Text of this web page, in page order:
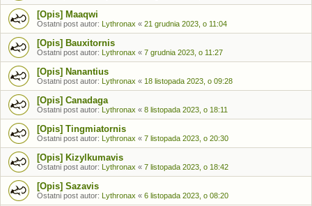
[Opis] Maaqwi
Ostatni post autor: Lythronax « 21 grudnia 2023, o 11:04
[Opis] Bauxitornis
Ostatni post autor: Lythronax « 7 grudnia 2023, o 11:27
[Opis] Nanantius
Ostatni post autor: Lythronax « 18 listopada 2023, o 09:28
[Opis] Canadaga
Ostatni post autor: Lythronax « 8 listopada 2023, o 18:11
[Opis] Tingmiatornis
Ostatni post autor: Lythronax « 7 listopada 2023, o 20:30
[Opis] Kizylkumavis
Ostatni post autor: Lythronax « 7 listopada 2023, o 18:42
[Opis] Sazavis
Ostatni post autor: Lythronax « 6 listopada 2023, o 08:20